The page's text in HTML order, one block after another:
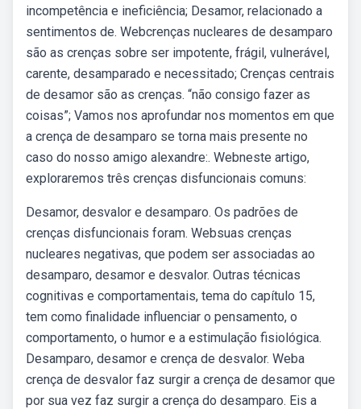
incompetência e ineficiência; Desamor, relacionado a
sentimentos de. Webcrenças nucleares de desamparo
são as crenças sobre ser impotente, frágil, vulnerável,
carente, desamparado e necessitado; Crenças centrais
de desamor são as crenças. “não consigo fazer as
coisas”; Vamos nos aprofundar nos momentos em que
a crença de desamparo se torna mais presente no
caso do nosso amigo alexandre:. Webneste artigo,
exploraremos três crenças disfuncionais comuns:
Desamor, desvalor e desamparo. Os padrões de
crenças disfuncionais foram. Websuas crenças
nucleares negativas, que podem ser associadas ao
desamparo, desamor e desvalor. Outras técnicas
cognitivas e comportamentais, tema do capítulo 15,
tem como finalidade influenciar o pensamento, o
comportamento, o humor e a estimulação fisiológica.
Desamparo, desamor e crença de desvalor. Weba
crença de desvalor faz surgir a crença de desamor que
por sua vez faz surgir a crença do desamparo. Eis a